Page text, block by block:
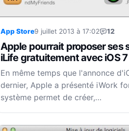
App Store9 juillet 2013 à 17:02 12
Apple pourrait proposer ses
iLife gratuitement avec iOS 7
En même temps que l'annonce
dernier, Apple a présenté iWork
système permet de créer,…